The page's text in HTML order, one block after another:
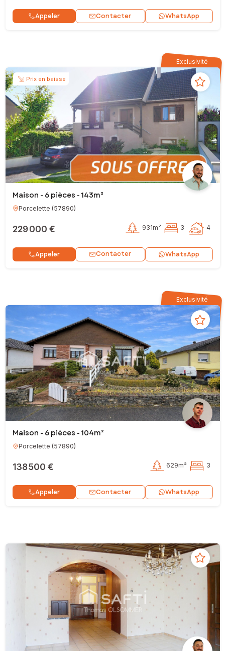
Appeler Contacter WhatsApp
Exclusivité
Prix en baisse
Maison - 6 pièces - 143m²
Porcelette (57890)
229 000 € 931m² 3 4
Appeler Contacter WhatsApp
Exclusivité
Maison - 6 pièces - 104m²
Porcelette (57890)
138 500 € 629m² 3
Appeler Contacter WhatsApp